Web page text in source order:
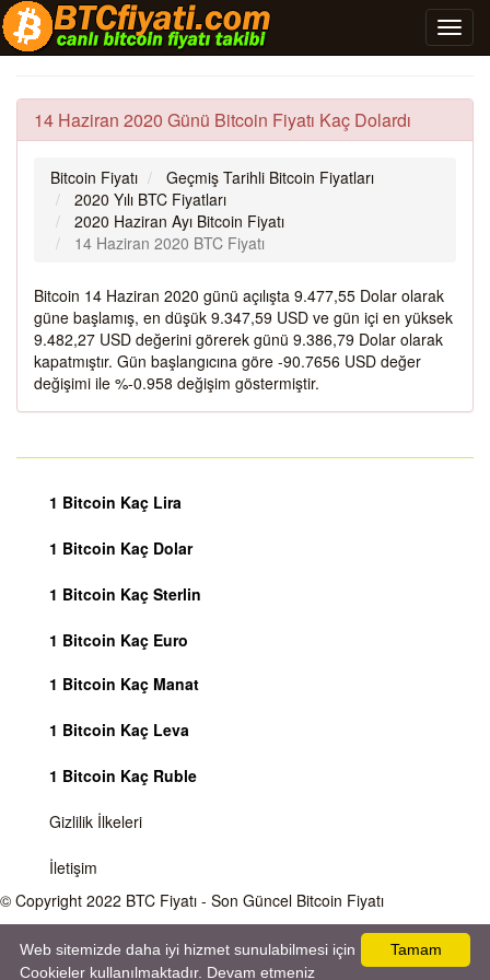
14 Haziran 2020 Günü Bitcoin Fiyatı Kaç Dolardı
Bitcoin Fiyatı
Geçmiş Tarihli Bitcoin Fiyatları
2020 Yılı BTC Fiyatları
2020 Haziran Ayı Bitcoin Fiyatı
14 Haziran 2020 BTC Fiyatı
Bitcoin 14 Haziran 2020 günü açılışta 9.477,55 Dolar olarak
güne başlamış, en düşük 9.347,59 USD ve gün içi en yüksek
9.482,27 USD değerini görerek günü 9.386,79 Dolar olarak
kapatmıştır. Gün başlangıcına göre -90.7656 USD değer
değişimi ile %-0.958 değişim göstermiştir.
1 Bitcoin Kaç Lira
1 Bitcoin Kaç Dolar
1 Bitcoin Kaç Sterlin
1 Bitcoin Kaç Euro
1 Bitcoin Kaç Manat
1 Bitcoin Kaç Leva
1 Bitcoin Kaç Ruble
Gizlilik İlkeleri
İletişim
© Copyright 2022 BTC Fiyatı - Son Güncel Bitcoin Fiyatı
Bitcoin fiyatı sürekli olarak değişmektedir, 7 gün 24 saat kripto para piyasaları
aktiftir. Sitemiz sadece bilgilendirme amacı gütmektedir, herhangi bir kripto paraya
Tamam
Web sitemizde daha iyi hizmet sunulabilmesi için
Cookieler kullanılmaktadır. Devam etmeniz